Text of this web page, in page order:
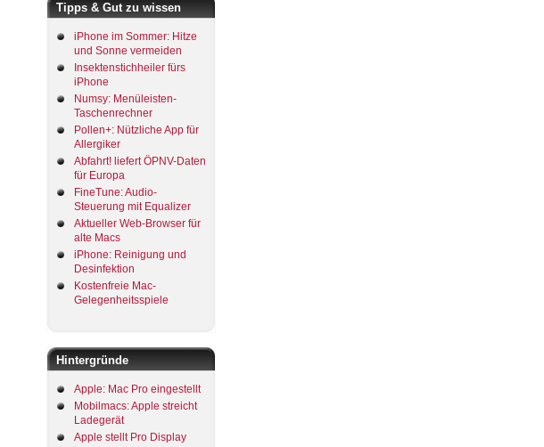
Tipps & Gut zu wissen
iPhone im Sommer: Hitze
und Sonne vermeiden
Insektenstichheiler fürs
iPhone
Numsy: Menüleisten-
Taschenrechner
Pollen+: Nützliche App für
Allergiker
Abfahrt! liefert ÖPNV-Daten
für Europa
FineTune: Audio-
Steuerung mit Equalizer
Aktueller Web-Browser für
alte Macs
iPhone: Reinigung und
Desinfektion
Kostenfreie Mac-
Gelegenheitsspiele
Hintergründe
Apple: Mac Pro eingestellt
Mobilmacs: Apple streicht
Ladegerät
Apple stellt Pro Display